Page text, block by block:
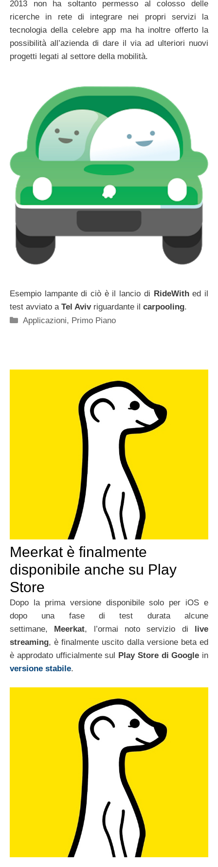
2013 non ha soltanto permesso al colosso delle
ricerche in rete di integrare nei propri servizi la
tecnologia della celebre app ma ha inoltre offerto la
possibilità all’azienda di dare il via ad ulteriori nuovi
progetti legati al settore della mobilità.
Esempio lampante di ciò è il lancio di RideWithed il
test avviato a Tel Avivriguardante il carpooling.
Categorie
Applicazioni, Primo Piano
Meerkat è finalmente
disponibile anche su Play
Store
Dopo la prima versione disponibile solo per iOS e
dopo una fase di test durata alcune
settimane, Meerkat, l’ormai noto servizio di live
streaming, è finalmente uscito dalla versione beta ed
è approdato ufficialmente sul Play Store di Google in
versione stabile.